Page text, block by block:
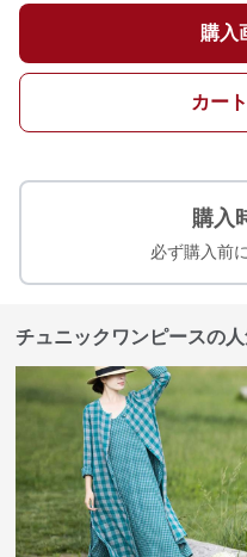
購入
カー
購入
必ず購入前
チュニックワンピースの